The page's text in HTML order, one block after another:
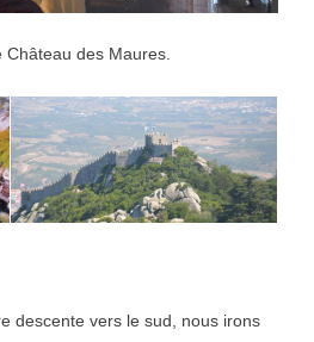
des Maures.
descente vers le sud, nous irons